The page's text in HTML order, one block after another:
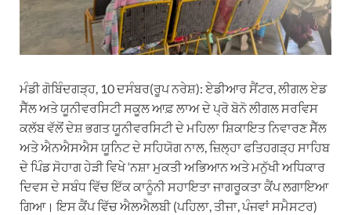
ਮੰਡੀ ਗੋਬਿੰਦਗੜ੍ਹ, 10 ਦਸੰਬਰ(ਰੂਪ ਨਰੇਸ਼): ਏਡੀਆਰ ਸੈਂਟਰ, ਲੀਗਲ ਏਡ
ਸੈੱਲ ਅਤੇ ਯੂਨੀਵਰਸਿਟੀ ਸਕੂਲ ਆਫ਼ ਲਾਅ ਦੇ ਪ੍ਰੋ ਬੋਨੋ ਲੀਗਲ ਸਰਵਿਸ
ਕਲੱਬ ਵੱਲੋਂ ਦੇਸ਼ ਭਗਤ ਯੂਨੀਵਰਸਿਟੀ ਦੇ ਮਹਿਲਾ ਸ਼ਿਕਾਇਤ ਨਿਵਾਰਣ ਸੈੱਲ
ਅਤੇ ਐਨਐਸਐਸ ਯੂਨਿਟ ਦੇ ਸਹਿਯੋਗ ਨਾਲ, ਜ਼ਿਲ੍ਹਾ ਫਤਿਹਗੜ੍ਹ ਸਾਹਿਬ
ਦੇ ਪਿੰਡ ਸੋਹਾਗ ਹੇੜੀ ਵਿਖੇ ‘ਨਸ਼ਾ ਮੁਕਤੀ ਅਭਿਆਨ ਅਤੇ ਮਨੁੱਖੀ ਅਧਿਕਾਰ
ਦਿਵਸ ਦੇ ਸਬੰਧ ਵਿੱਚ ਇੱਕ ਕਾਨੂੰਨੀ ਸਹਾਇਤਾ ਜਾਗਰੂਕਤਾ ਕੈਂਪ ਲਗਾਇਆ
ਗਿਆ। ਇਸ ਕੈਂਪ ਵਿੱਚ ਐਲਐਲਬੀ (ਪਹਿਲਾ, ਤੀਜਾ, ਪੰਜਵਾਂ ਸਮੈਸਟਰ)